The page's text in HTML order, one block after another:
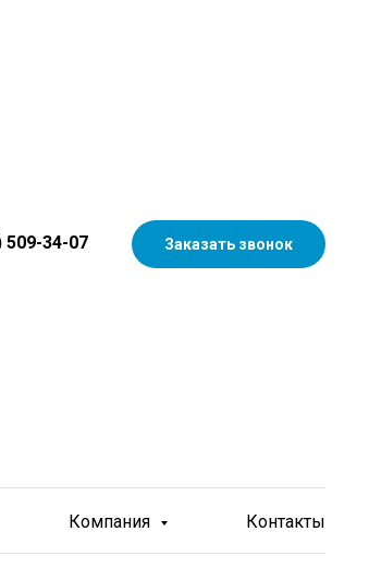
509-34-07 Заказать звонок
Компания Контакты